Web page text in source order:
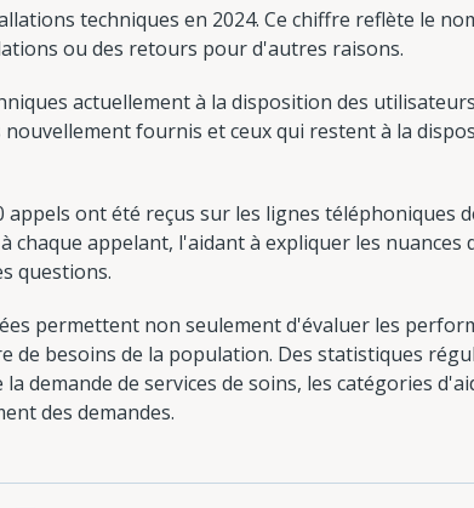
techniques en 2024. Ce chiffre reflète le
ou des retours pour d'autres raisons.
actuellement à la disposition des
fournis et ceux qui restent à la
ont été reçus sur les lignes téléphoniques
chaque appelant, l'aidant à expliquer les nuances
questions.
permettent non seulement d'évaluer les
de besoins de la population. Des statistiques
demande de services de soins, les catégories
des demandes.